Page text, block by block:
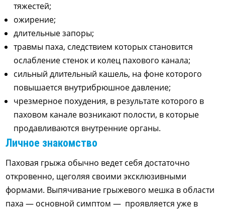
тяжестей;
ожирение;
длительные запоры;
травмы паха, следствием которых становится
ослабление стенок и колец пахового канала;
сильный длительный кашель, на фоне которого
повышается внутрибрюшное давление;
чрезмерное похудения, в результате которого в
паховом канале возникают полости, в которые
продавливаются внутренние органы.
Личное знакомство
Паховая грыжа обычно ведет себя достаточно
откровенно, щеголяя своими эксклюзивными
формами. Выпячивание грыжевого мешка в области
паха — основной симптом — проявляется уже в